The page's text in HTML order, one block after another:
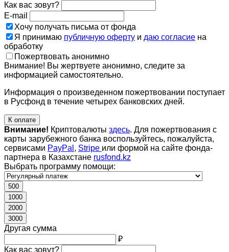
Как вас зовут?
E-mail
Хочу получать письма от фонда
Я принимаю публичную оферту и даю согласие на
обработку
Пожертвовать анонимно
Внимание! Вы жертвуете анонимно, следите за
информацией самостоятельно.
Информация о произведенном пожертвовании поступает
в Русфонд в течение четырех банковских дней.
К оплате
Внимание! Криптовалюты здесь. Для пожертвования с
карты зарубежного банка воспользуйтесь, пожалуйста,
сервисами PayPal , Stripe или формой на сайте фонда-
партнера в Казахстане rusfond.kz
Выбрать программу помощи:
500
1000
2000
3000
Другая сумма
₽
Как вас зовут?